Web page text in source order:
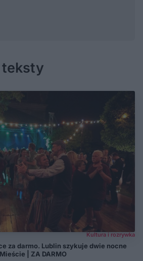
teksty
Kultura i rozrywka
za darmo. Lublin szykuje dwie nocne
| ZA DARMO